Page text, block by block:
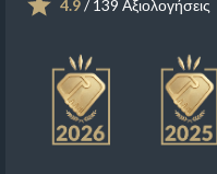
4.9/ 139 Αξιολογήσεις